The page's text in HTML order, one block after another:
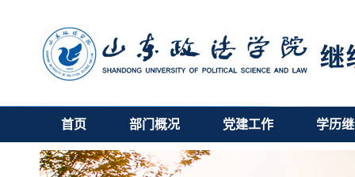
首页 部门概况 党建工作 学历